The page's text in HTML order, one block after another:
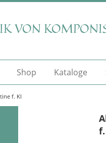
VON
Shop Kataloge
f. Kl